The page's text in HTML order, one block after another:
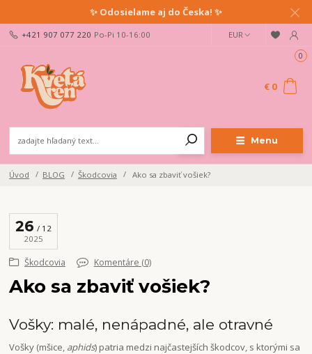
✨ Odosielame aj do Česka! ✨
Menu
EUR
+421 907 077 220 Po-Pi 10-16:00
0
€ 0
Úvod BLOG Škodcovia Ako sa zbaviť vošiek?
26
12
2025
Škodcovia Komentáre (0)
Ako sa zbaviť vošiek?
Vošky: malé, nenápadné, ale otravné
Vošky (mšice, aphids) patria medzi najčastejších škodcov, s ktorými sa